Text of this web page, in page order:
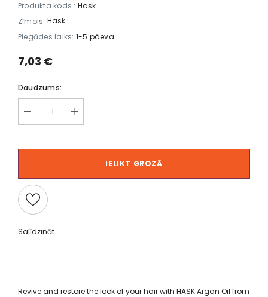
Produkta kods : Hask
Zīmols: Hask
Piegādes laiks: 1-5 päeva
7,03 €
Daudzums:
IELIKT GROZĀ
Salīdzināt
Revive and restore the look of your hair with HASK Argan Oil from